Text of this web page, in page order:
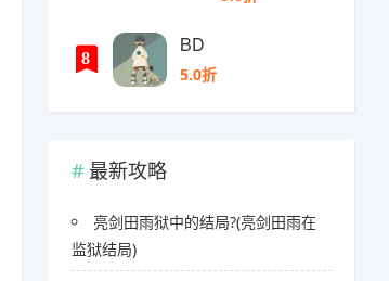
8
BD
5.0折
最新攻略
亮剑田雨狱中的结局?(亮剑田雨在
监狱结局)